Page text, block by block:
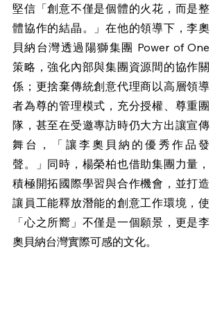
堅信「創意不僅是個體的火花，而是整
體協作的結晶。」在他的領導下，李奧
貝納台灣透過陽獅集團 Power of One
策略，強化內部與集團資源間的協作關
係；更捨棄傳統創意代理商以高層領導
者為尊的管理模式，充分授權、尊重團
隊，甚至在受邀專訪時仍大方出讓宣傳
舞台，「讓李奧貝納的優秀作品發
聲。」同時，楊榮柏也借助集團力量，
積極開拓國際學習與合作機會，並打造
讓員工能釋放潛能的創意工作環境，使
「心之所嚮」不僅是一個願景，更是李
奧貝納台灣實際可感的文化。